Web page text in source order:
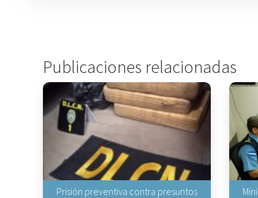
Publicaciones relacionadas
Prisión preventiva contra presuntos